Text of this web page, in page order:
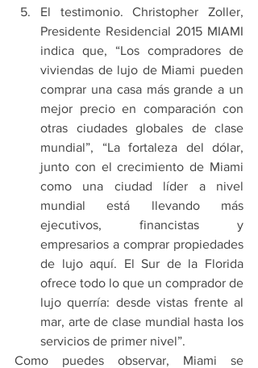
El testimonio. Christopher Zoller,
Presidente Residencial 2015 MIAMI
indica que, “Los compradores de
viviendas de lujo de Miami pueden
comprar una casa más grande a un
mejor precio en comparación con
otras ciudades globales de clase
mundial”, “La fortaleza del dólar,
junto con el crecimiento de Miami
como una ciudad líder a nivel
mundial está llevando más
ejecutivos, financistas y
empresarios a comprar propiedades
de lujo aquí. El Sur de la Florida
ofrece todo lo que un comprador de
lujo querría: desde vistas frente al
mar, arte de clase mundial hasta los
servicios de primer nivel”.
Como puedes observar, Miami se